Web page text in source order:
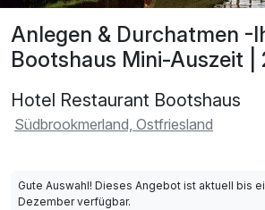
Anlegen & Durchatmen -
Bootshaus Mini-Auszeit |
Hotel Restaurant Bootshaus
Südbrookmerland, Ostfriesland
Gute Auswahl! Dieses Angebot ist aktuell bis
Dezember verfügbar.